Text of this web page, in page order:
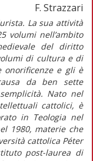
F. Strazzari
La sua attività
volumi nell’ambito
del diritto
di cultura e di
e gli è
da ben sette
Nato nel
cattolici, è
in Teologia nel
1980, materie che
cattolica Péter
post-laurea di